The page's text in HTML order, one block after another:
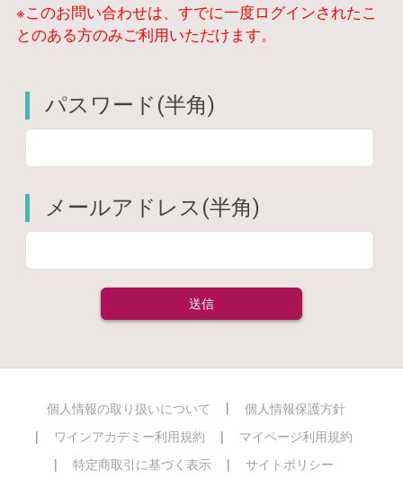
※このお問い合わせは、すでに一度ログインされたこ
とのある方のみご利用いただけます。
パスワード(半角)
メールアドレス(半角)
個人情報の取り扱いについて
個人情報保護方針
ワインアカデミー利用規約
マイページ利用規約
特定商取引に基づく表示
サイトポリシー